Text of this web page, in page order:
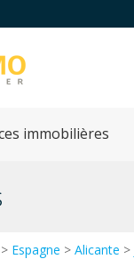
immobilières
> Espagne > Alicante >